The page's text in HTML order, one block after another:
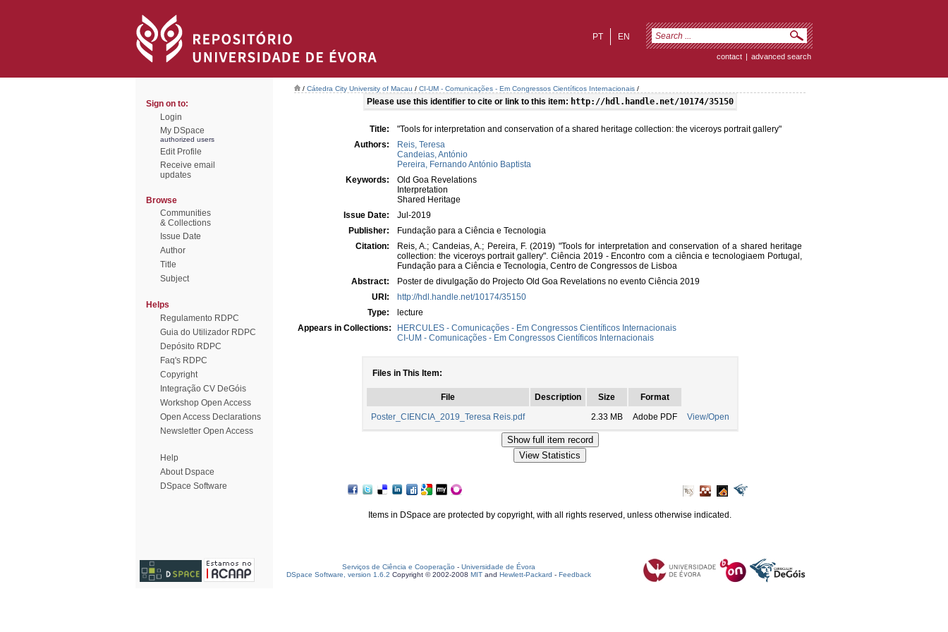
EN
PT
contact | advanced search
Sign on to:
Login
My DSpace
authorized users
Edit Profile
Receive email
updates
Browse
Communities
& Collections
Issue Date
Author
Title
Subject
Helps
Regulamento RDPC
Guia do Utilizador RDPC
Depósito RDPC
Faq's RDPC
Copyright
Integração CV DeGóis
Workshop Open Access
Open Access Declarations
Newsletter Open Access
Help
About Dspace
DSpace Software
/ Cátedra City University of Macau / CI-UM - Comunicações - Em Congressos Científicos Internacionais /
Please use this identifier to cite or link to this item: http://hdl.handle.net/10174/35150
Title:
"Tools for interpretation and conservation of a shared heritage collection: the viceroys portrait gallery"
Authors:
Reis, Teresa
Candeias, António
Pereira, Fernando António Baptista
Keywords:
Old Goa Revelations
Interpretation
Shared Heritage
Issue Date:
Jul-2019
Publisher:
Fundação para a Ciência e Tecnologia
Citation:
Reis, A.; Candeias, A.; Pereira, F. (2019) "Tools for interpretation and conservation of a shared heritage
collection: the viceroys portrait gallery". Ciência 2019 - Encontro com a ciência e tecnologiaem Portugal,
Fundação para a Ciência e Tecnologia, Centro de Congressos de Lisboa
Abstract:
Poster de divulgação do Projecto Old Goa Revelations no evento Ciência 2019
URI:
http://hdl.handle.net/10174/35150
Type:
lecture
Appears in Collections:
HERCULES - Comunicações - Em Congressos Científicos Internacionais
CI-UM - Comunicações - Em Congressos Científicos Internacionais
Files in This Item:
File Description Size
Format
Poster_CIENCIA_2019_Teresa Reis.pdf
2.33 MB Adobe PDF View/Open
Items in DSpace are protected by copyright, with all rights reserved, unless otherwise indicated.
Serviços de Ciência e Cooperação - Universidade de Évora
DSpace Software, version 1.6.2 Copyright © 2002-2008 MIT and Hewlett-Packard - Feedback